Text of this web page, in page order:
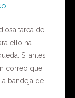
tarea de
ello ha
Si antes
correo que
bandeja de